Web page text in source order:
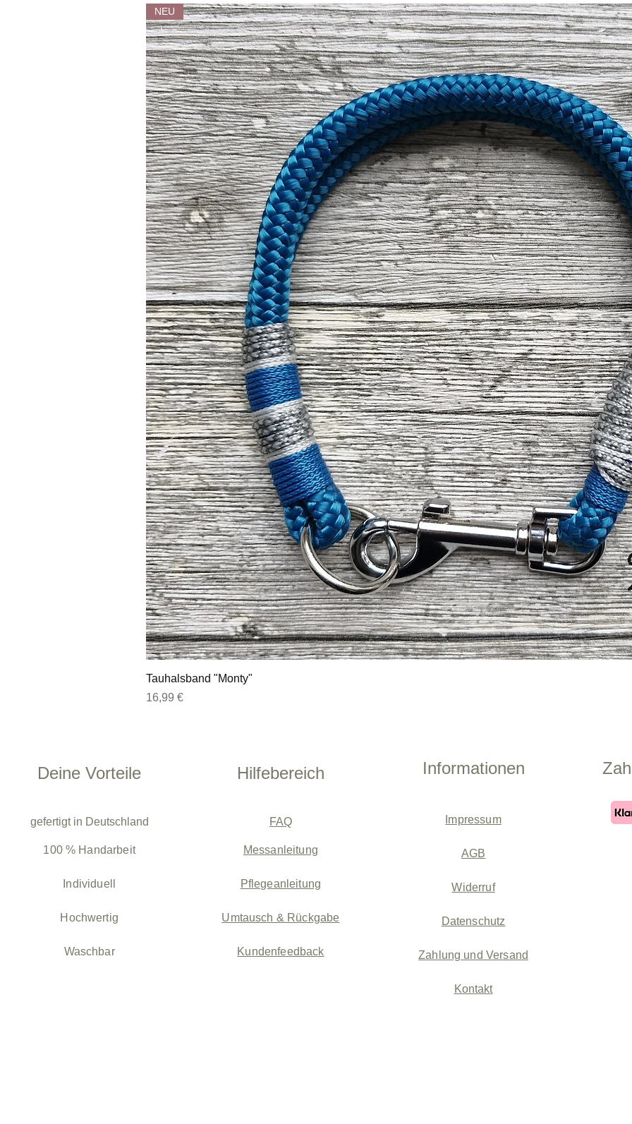
NEU
Tauhalsband "Monty"
Preis
16,99 €
Deine Vorteile
gefertigt in Deutschland
100 % Handarbeit
Individuell
Hochwertig
Waschbar
Hilfebereich
FAQ
Messanleitung
Pflegeanleitung
Umtausch & Rückgabe
Kundenfeedback
Informationen
Impressum
AGB
Widerruf
Datenschutz
Zahlung und Versand
Kontakt